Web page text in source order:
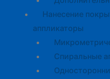
Нанесение
аппликаторы
Спиральные